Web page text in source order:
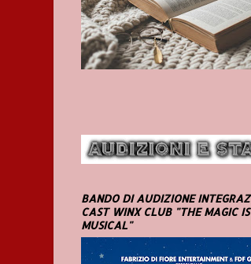
BANDO DI AUDIZIONE
CAST WINX CLUB "THE MAGIC
MUSICAL"